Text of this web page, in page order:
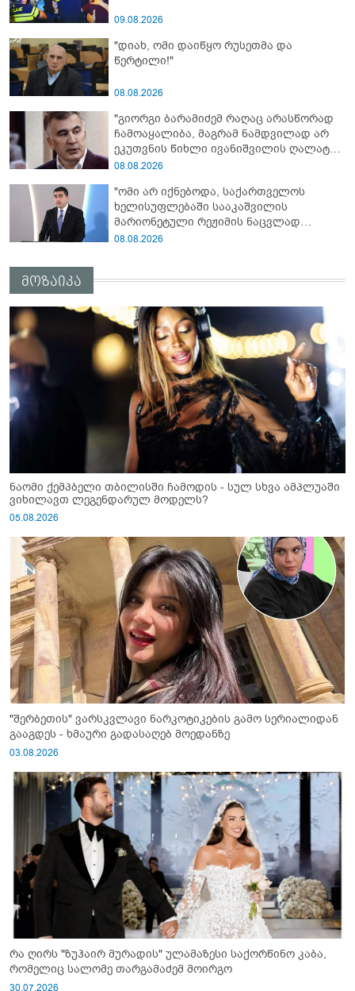
09.08.2026
"დიახ, ომი დაიწყო რუსეთმა და
წერტილი!"
08.08.2026
"გიორგი ბარამიძემ რაღაც არასწორად
ჩამოაყალიბა, მაგრამ ნამდვილად არ
ეკუთვნის წიხლი ივანიშვილის ღალატზე
დაფუძნებული დიქტატურის
მსმენია ქართველების მიერ ტყვეების
დახვრეტაზე"
08.08.2026
"ომი არ იქნებოდა, საქართველოს
ხელისუფლებაში სააკაშვილის
მარიონეტული რეჟიმის ნაცვლად
„ქართული ოცნების“ მსგავსი
ალბათობით, არც უკრაინის ომი
08.08.2026
მოზაიკა
ნაომი ქემპბელი თბილისში ჩამოდის - სულ სხვა ამპლუაში
ვიხილავთ ლეგენდარულ მოდელს?
05.08.2026
"შერბეთის" ვარსკვლავი ნარკოტიკების გამო სერიალიდან
გააგდეს - ხმაური გადასაღებ მოედანზე
03.08.2026
რა ღირს "ზუჰაირ მურადის" ულამაზესი საქორწინო კაბა,
რომელიც სალომე თარგამაძემ მოირგო
30.07.2026